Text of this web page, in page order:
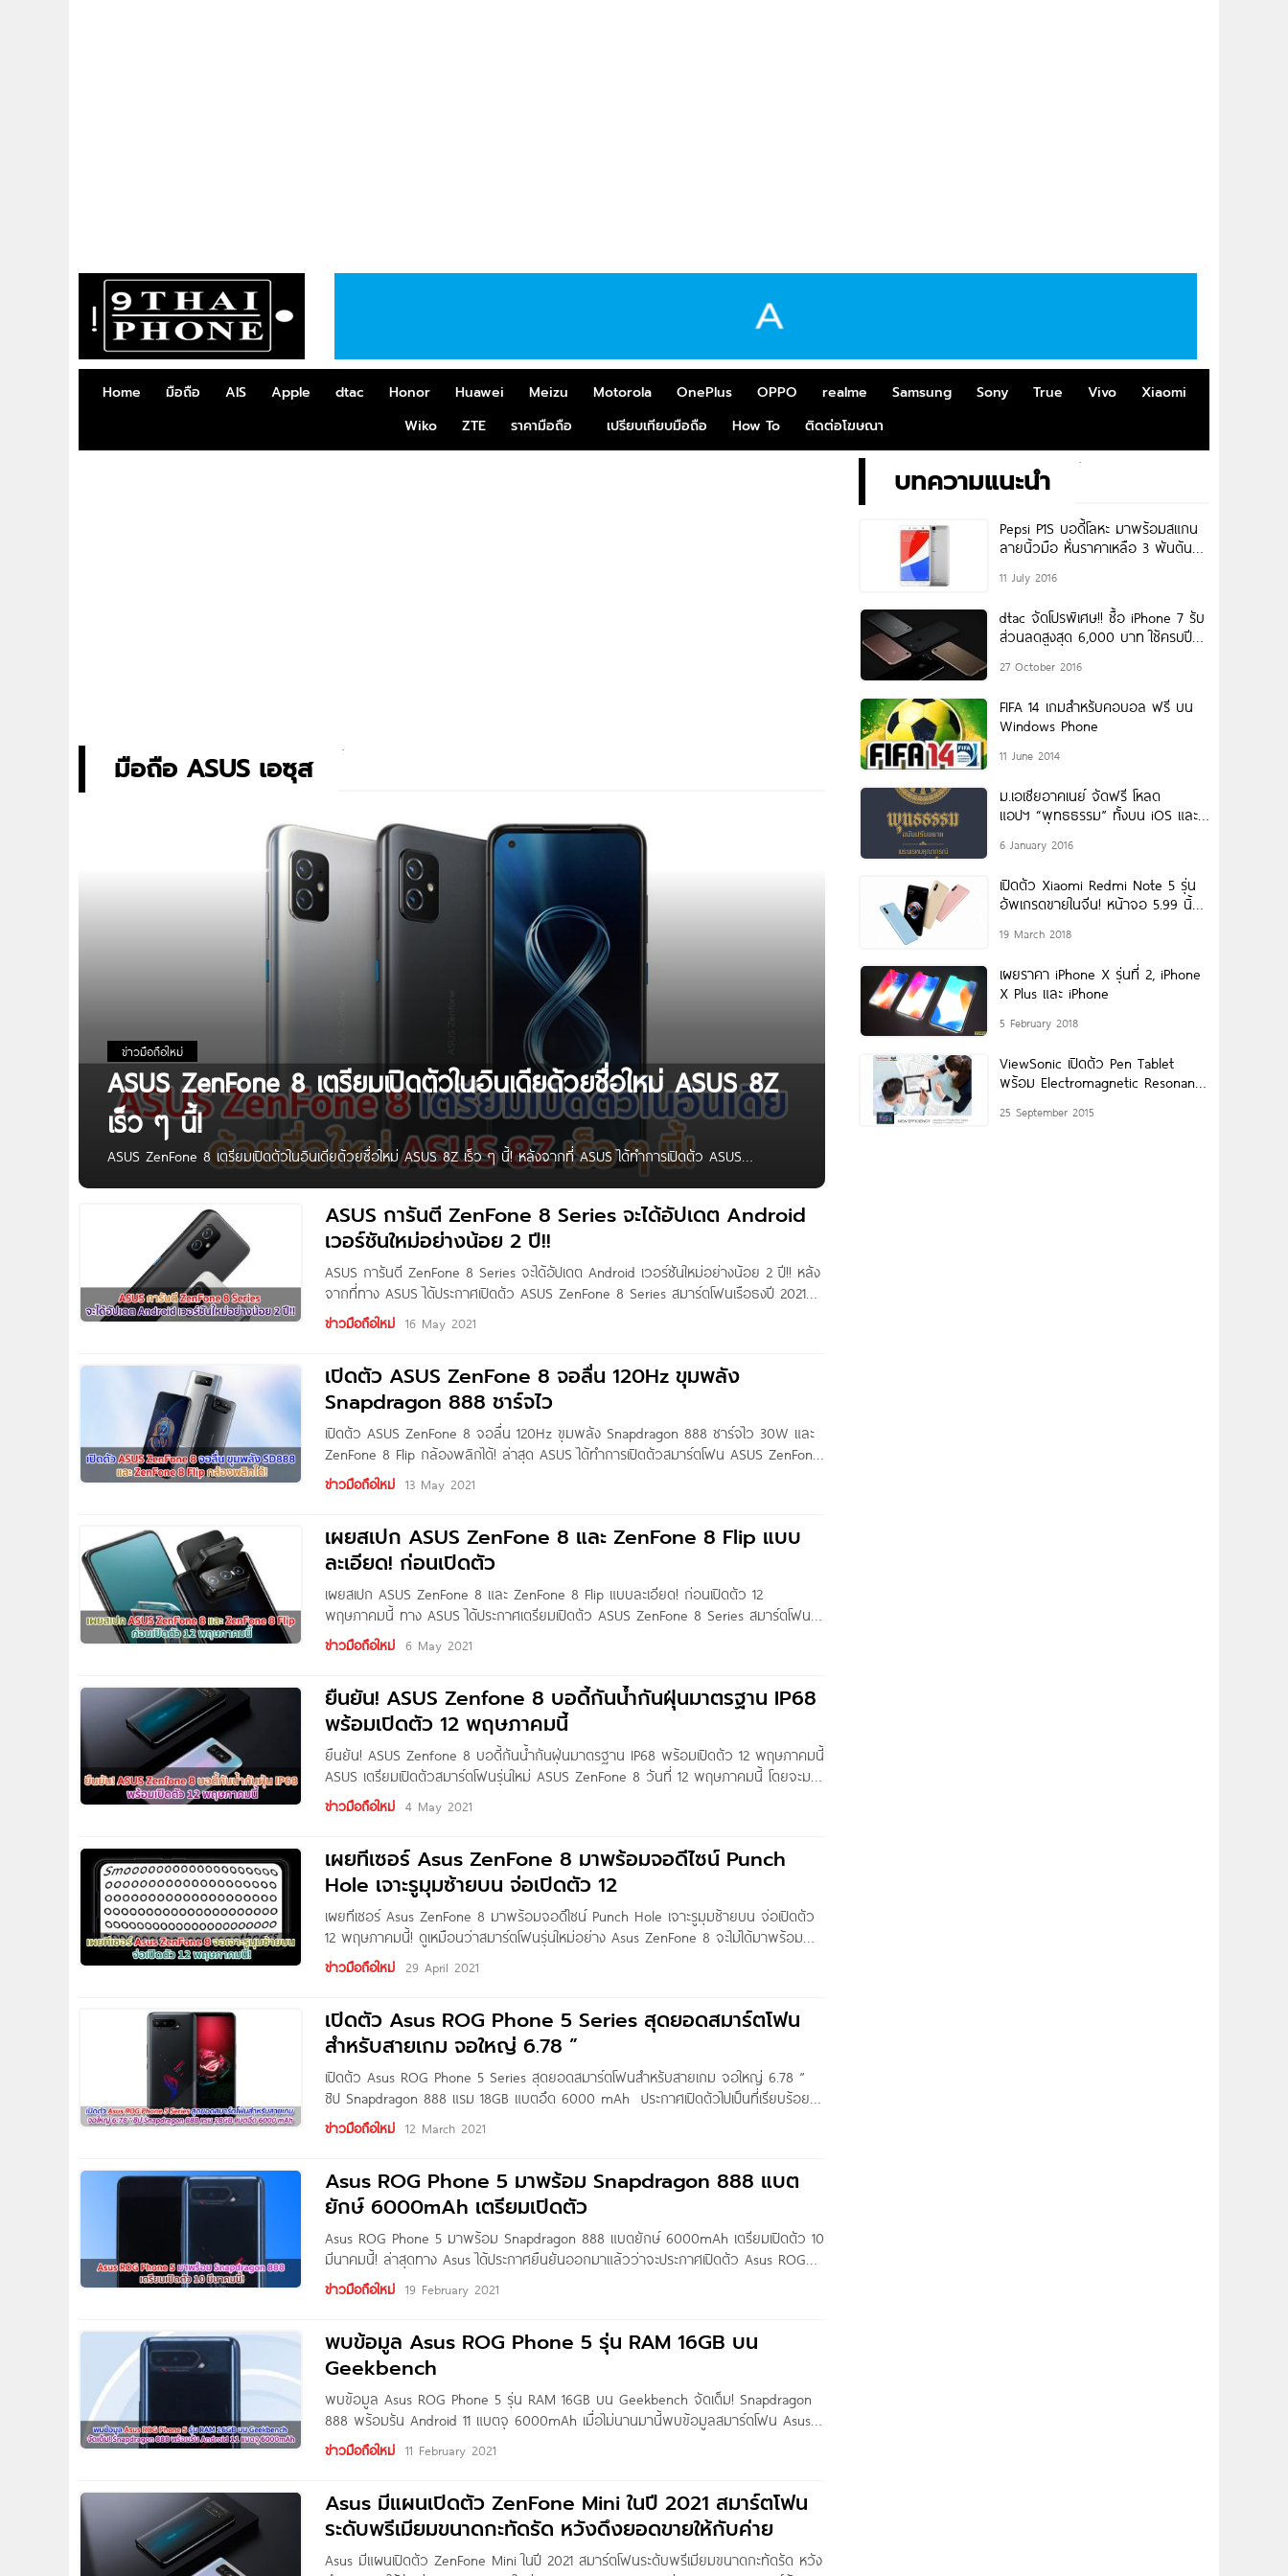
Home มือถือ AIS Apple dtac Honor Huawei Meizu Motorola OnePlus OPPO realme Samsung Sony True Vivo
Xiaomi
Wiko
ZTE ราคามือถือ เปรียบเทียบมือถือ How To ติดต่อโฆษณา
มือถือ ASUS เอซุส
ข่าวมือถือใหม่
ASUS ZenFone 8 เตรียมเปิดตัวในอินเดียด้วยชื่อใหม่ ASUS 8Z
เร็ว ๆ นี้!
ASUS ZenFone 8 เตรียมเปิดตัวในอินเดียด้วยชื่อใหม่ ASUS 8Z เร็ว ๆ นี้! หลังจากที่ ASUS ได้ทำการเปิดตัว ASUS
กล่าวไปเปิดตัวที่อินเดีย แต่ทว่าเกิดความล่าช้าเล็กน้อยเนื่องจากการแพร่ระบาดของ COVID-19 ในประเทศ ล่าสุดพบข้อมูล
อุปกรณ์ที่รองรับ Google Play บนเว็บไซต์ Google โดยเผยให้เห็นรายชื่อ ASUS 8Z ที่ยืนยันว่าเป็น ASUS
ASUS การันตี ZenFone 8 Series จะได้อัปเดต Android
เวอร์ชันใหม่อย่างน้อย 2 ปี!!
ASUS การันตี ZenFone 8 Series จะได้อัปเดต Android เวอร์ชันใหม่อย่างน้อย 2 ปี!! หลัง
จากที่ทาง ASUS ได้ประกาศเปิดตัว ASUS ZenFone 8 Series สมาร์ตโฟนเรือธงปี 2021
เมื่อไม่นานมานี้ โดยมาด้วยกันทั้งหมด 2 รุ่น ได้แก่ ZenFone 8 ขนาดกะทัดรัด และ
ZenFone 8
ข่าวมือถือใหม่ 16 May 2021
เปิดตัว ASUS ZenFone 8 จอลื่น 120Hz ขุมพลัง
Snapdragon 888 ชาร์จไว
เปิดตัว ASUS ZenFone 8 จอลื่น 120Hz ขุมพลัง Snapdragon 888 ชาร์จไว 30W และ
ZenFone 8 Flip กล้องพลิกได้! ล่าสุด ASUS ได้ทำการเปิดตัวสมาร์ตโฟน ASUS ZenFone
8 และ ASUS ZenFone 8 Flip ออกมาแล้วอย่างเป็นทางการ โดยทั้้ง 2
ข่าวมือถือใหม่ 13 May 2021
เผยสเปก ASUS ZenFone 8 และ ZenFone 8 Flip แบบ
ละเอียด! ก่อนเปิดตัว
เผยสเปก ASUS ZenFone 8 และ ZenFone 8 Flip แบบละเอียด! ก่อนเปิดตัว 12
พฤษภาคมนี้ ทาง ASUS ได้ประกาศเตรียมเปิดตัว ASUS ZenFone 8 Series สมาร์ตโฟน
รุ่นใหม่ในงาน Global Event วันที่ 12 พฤษภาคมนี้ ล่าสุดทาง 91Mobiles และ Ishan
Agarwal
ข่าวมือถือใหม่ 6 May 2021
ยืนยัน! ASUS Zenfone 8 บอดี้กันน้ำกันฝุ่นมาตรฐาน IP68
พร้อมเปิดตัว 12 พฤษภาคมนี้
ยืนยัน! ASUS Zenfone 8 บอดี้กันน้ำกันฝุ่นมาตรฐาน IP68 พร้อมเปิดตัว 12 พฤษภาคมนี้
ASUS เตรียมเปิดตัวสมาร์ตโฟนรุ่นใหม่ ASUS ZenFone 8 วันที่ 12 พฤษภาคมนี้ โดยจะมา
พร้อมประสิทธิภาพอันยอดเยี่ยม ตัวเครื่องขนาดกะทัดรัด และจากข้อมูลที่หลุดออกมาก่อน
หน้าระบุว่าจะใช้หน้าจอแบนเรียบ ดีไซน์ Punch Hole จอเจาะรูสำหรับติดตั้งกล้องหน้าเซลฟี่
บัญชีทวิตเตอร์ที่กล่าวว่า
ข่าวมือถือใหม่ 4 May 2021
เผยทีเซอร์ Asus ZenFone 8 มาพร้อมจอดีไซน์ Punch
Hole เจาะรูมุมซ้ายบน จ่อเปิดตัว 12
เผยทีเซอร์ Asus ZenFone 8 มาพร้อมจอดีไซน์ Punch Hole เจาะรูมุมซ้ายบน จ่อเปิดตัว
12 พฤษภาคมนี้! ดูเหมือนว่าสมาร์ตโฟนรุ่นใหม่อย่าง Asus ZenFone 8 จะไม่ได้มาพร้อม
กล้องแบบพลิกขึ้นเหมือนกับรุ่นก่อนหน้าเสียแล้ว เพราะล่าสุดพบว่ามีคลิปวิดีโอทีเซอร์สั้น ๆ
ถูกโพสต์ลงบนบัญชีทวิตเตอร์ Official ของ Asus เผยให้เห็นรายละเอียดของหน้าจอดีไซน์
นอกจากนี้ยังเผยให้เห็นว่าหน้าจอจะรองรับอัตราการรีเฟรชระดับสูงอีกด้วย และจากข้อมูลที่
หลุดออกมาก่อนหน้านี้ระบุว่า Asus
ข่าวมือถือใหม่ 29 April 2021
เปิดตัว Asus ROG Phone 5 Series สุดยอดสมาร์ตโฟน
สำหรับสายเกม จอใหญ่ 6.78 ”
เปิดตัว Asus ROG Phone 5 Series สุดยอดสมาร์ตโฟนสำหรับสายเกม จอใหญ่ 6.78 ”
ชิป Snapdragon 888 แรม 18GB แบตอึด 6000 mAh ประกาศเปิดตัวไปเป็นที่เรียบร้อย
แล้วสำหรับ Asus ROG Phone 5 Series สุดยอดสมาร์ตโฟนสำหรับคอเกม ที่เปิดตัวมา
ด้วยกันถึง 3 รุ่น ได้แก่ Asus ROG Phone 5
ข่าวมือถือใหม่ 12 March 2021
Asus ROG Phone 5 มาพร้อม Snapdragon 888 แบต
ยักษ์ 6000mAh เตรียมเปิดตัว
Asus ROG Phone 5 มาพร้อม Snapdragon 888 แบตยักษ์ 6000mAh เตรียมเปิดตัว 10
มีนาคมนี้! ล่าสุดทาง Asus ได้ประกาศยืนยันออกมาแล้วว่าจะประกาศเปิดตัว Asus ROG
Phone 5 อย่างเป็นทางการในวันที่ 10 มีนาคมนี้ โดยเป็นรุ่นสานต่อจาก ROG Phone 3 ที่
เปิดตัวเมื่อเดือนกรกฎาคมปีก่อน ซึ่งเป็นการข้ามหมายเลข “4” ไปค่ะ
ข่าวมือถือใหม่ 19 February 2021
พบข้อมูล Asus ROG Phone 5 รุ่น RAM 16GB บน
Geekbench
พบข้อมูล Asus ROG Phone 5 รุ่น RAM 16GB บน Geekbench จัดเต็ม! Snapdragon
888 พร้อมรัน Android 11 แบตจุ 6000mAh เมื่อไม่นานมานี้พบข้อมูลสมาร์ตโฟน Asus
รหัสโมเดล I005DA ที่เชื่อว่าเป็น ROG Phone 5 ปรากฏข้อมูลการทดสอบบน Geekbench
ซึ่งมาพร้อมหน่วยความจำ RAM
ข่าวมือถือใหม่ 11 February 2021
Asus มีแผนเปิดตัว ZenFone Mini ในปี 2021 สมาร์ตโฟน
ระดับพรีเมียมขนาดกะทัดรัด หวังดึงยอดขายให้กับค่าย
Asus มีแผนเปิดตัว ZenFone Mini ในปี 2021 สมาร์ตโฟนระดับพรีเมียมขนาดกะทัดรัด หวัง
บทความแนะนำ
Pepsi P1S บอดี้โลหะ มาพร้อมสแกน
ลายนิ้วมือ หั่นราคาเหลือ 3 พันต้นๆ
11 July 2016
dtac จัดโปรพิเศษ!! ชื้อ iPhone 7 รับ
ส่วนลดสูงสุด 6,000 บาท ใช้ครบปี
27 October 2016
FIFA 14 เกมสำหรับคอบอล ฟรี บน
Windows Phone
11 June 2014
ม.เอเชียอาคเนย์ จัดฟรี โหลด
แอปฯ “พุทธธรรม” ทั้งบน iOS และ
6 January 2016
เปิดตัว Xiaomi Redmi Note 5 รุ่น
อัพเกรดขายในจีน! หน้าจอ 5.99 นิ้ว
19 March 2018
เผยราคา iPhone X รุ่นที่ 2, iPhone
X Plus และ iPhone
5 February 2018
ViewSonic เปิดตัว Pen Tablet
พร้อม Electromagnetic Resonance
25 September 2015